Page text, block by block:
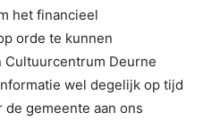
het financieel
orde te kunnen
Cultuurcentrum Deurne
wel degelijk op tijd
de gemeente aan ons